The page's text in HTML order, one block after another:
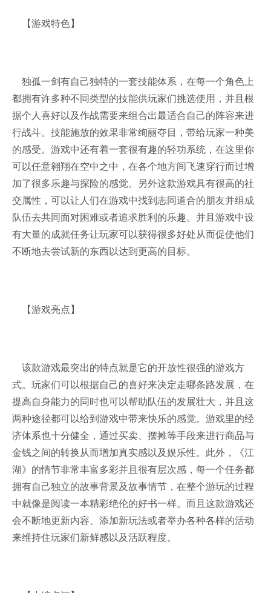
【游戏特色】
独孤一剑有自己独特的一套技能体系，在每一个角色上
都拥有许多种不同类型的技能供玩家们挑选使用，并且根
据个人喜好以及作战需要来组合出最适合自己的阵容来进
行战斗。技能施放的效果非常绚丽夺目，带给玩家一种美
的感受。游戏中还有着一套很有趣的轻功系统，在这里你
可以任意翱翔在空中之中，在各个地方间飞速穿行而过增
加了很多乐趣与探险的感觉。另外这款游戏具有很高的社
交属性，可以让人们在游戏中找到志同道合的朋友并组成
队伍去共同面对困难或者追求胜利的乐趣。并且游戏中设
有大量的成就任务让玩家可以获得很多好处从而促使他们
不断地去尝试新的东西以达到更高的目标。
【游戏亮点】
该款游戏最突出的特点就是它的开放性很强的游戏方
式。玩家们可以根据自己的喜好来决定走哪条路发展，在
提高自身能力的同时也可以帮助队伍的发展壮大，并且这
两种途径都可以给到游戏中带来快乐的感觉。游戏里的经
济体系也十分健全，通过买卖、摆摊等手段来进行商品与
金钱之间的转换从而增加真实感以及娱乐性。此外，《江
湖》的情节非常丰富多彩并且很有层次感，每一个任务都
拥有自己独立的故事背景及故事情节，在整个游玩的过程
中就像是阅读一本精彩绝伦的好书一样。而且这款游戏还
会不断地更新内容、添加新玩法或者举办各种各样的活动
来维持住玩家们新鲜感以及活跃程度。